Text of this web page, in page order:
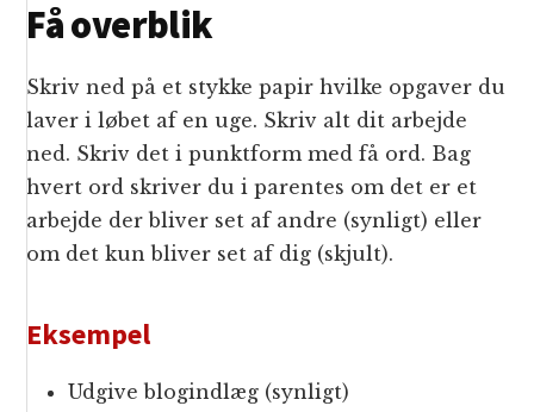
Få overblik
Skriv ned på et stykke papir hvilke opgaver du
laver i løbet af en uge. Skriv alt dit arbejde
ned. Skriv det i punktform med få ord. Bag
hvert ord skriver du i parentes om det er et
arbejde der bliver set af andre (synligt) eller
om det kun bliver set af dig (skjult).
Eksempel
Udgive blogindlæg (synligt)